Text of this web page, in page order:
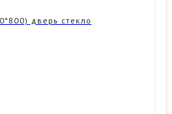
дверь стекло